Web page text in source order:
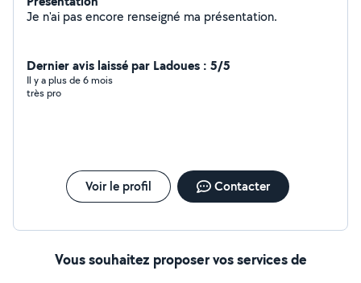
Je n'ai pas encore renseigné ma présentation.
Dernier avis laissé par Ladoues : 5/5
Il y a plus de 6 mois
très pro
Voir le profil Contacter
Vous souhaitez proposer vos services de